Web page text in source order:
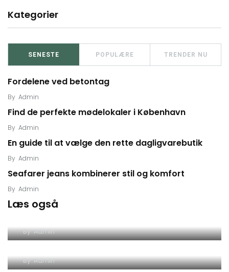
Kategorier
SENESTE POPULÆRE TRENDER NU
Fordelene ved betontag
By Admin
Find de perfekte mødelokaler i København
By Admin
En guide til at vælge den rette dagligvarebutik
By Admin
Seafarer jeans kombinerer stil og komfort
By Admin
Læs også
ByAdmin
ByAdmin